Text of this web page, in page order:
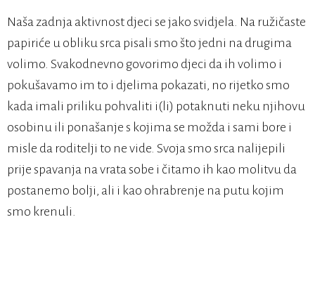
Naša zadnja aktivnost djeci se jako svidjela. Na ružičaste
papiriće u obliku srca pisali smo što jedni na drugima
volimo. Svakodnevno govorimo djeci da ih volimo i
pokušavamo im to i djelima pokazati, no rijetko smo
kada imali priliku pohvaliti i(li) potaknuti neku njihovu
osobinu ili ponašanje s kojima se možda i sami bore i
misle da roditelji to ne vide. Svoja smo srca nalijepili
prije spavanja na vrata sobe i čitamo ih kao molitvu da
postanemo bolji, ali i kao ohrabrenje na putu kojim
smo krenuli.